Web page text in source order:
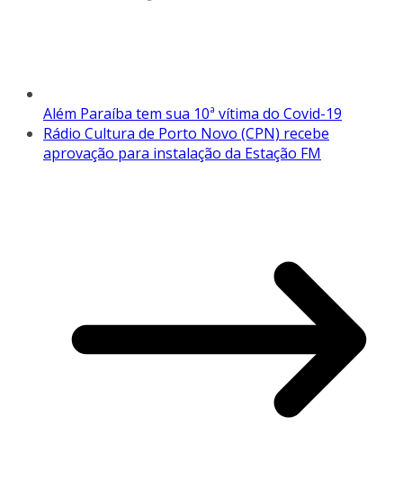
Além Paraíba tem sua 10ª vítima do Covid-19
Rádio Cultura de Porto Novo (CPN) recebe
aprovação para instalação da Estação FM